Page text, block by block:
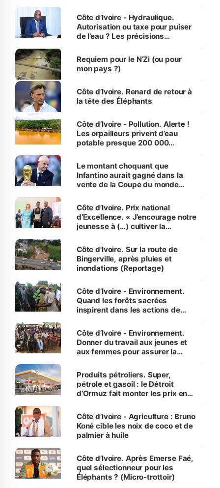
Côte d’Ivoire - Hydraulique.
Autorisation ou taxe pour puiser
de l’eau ? Les précisions
Requiem pour le N’Zi (ou pour
mon pays ?)
Côte d’Ivoire. Renard de retour à
la tête des Éléphants
Côte d’Ivoire - Pollution. Alerte !
Les orpailleurs privent d’eau
potable presque 200 000
Le montant choquant que
Infantino aurait gagné dans la
vente de la Coupe du monde
Côte d’Ivoire. Prix national
d’Excellence. « J’encourage notre
jeunesse à (…) cultiver la
(Alassane Ouattara
Côte d'Ivoire. Sur la route de
Bingerville, après pluies et
inondations (Reportage)
Côte d’Ivoire - Environnement.
Quand les forêts sacrées
inspirent dans les actions de
Côte d’Ivoire - Environnement.
Donner du travail aux jeunes et
aux femmes pour assurer la
menacées
Produits pétroliers. Super,
pétrole et gasoil : le Détroit
d’Ormuz fait monter les prix en
Côte d’Ivoire - Agriculture : Bruno
Koné cible les noix de coco et de
palmier à huile
Côte d’Ivoire. Après Emerse Faé,
quel sélectionneur pour les
Éléphants ? (Micro-trottoir)